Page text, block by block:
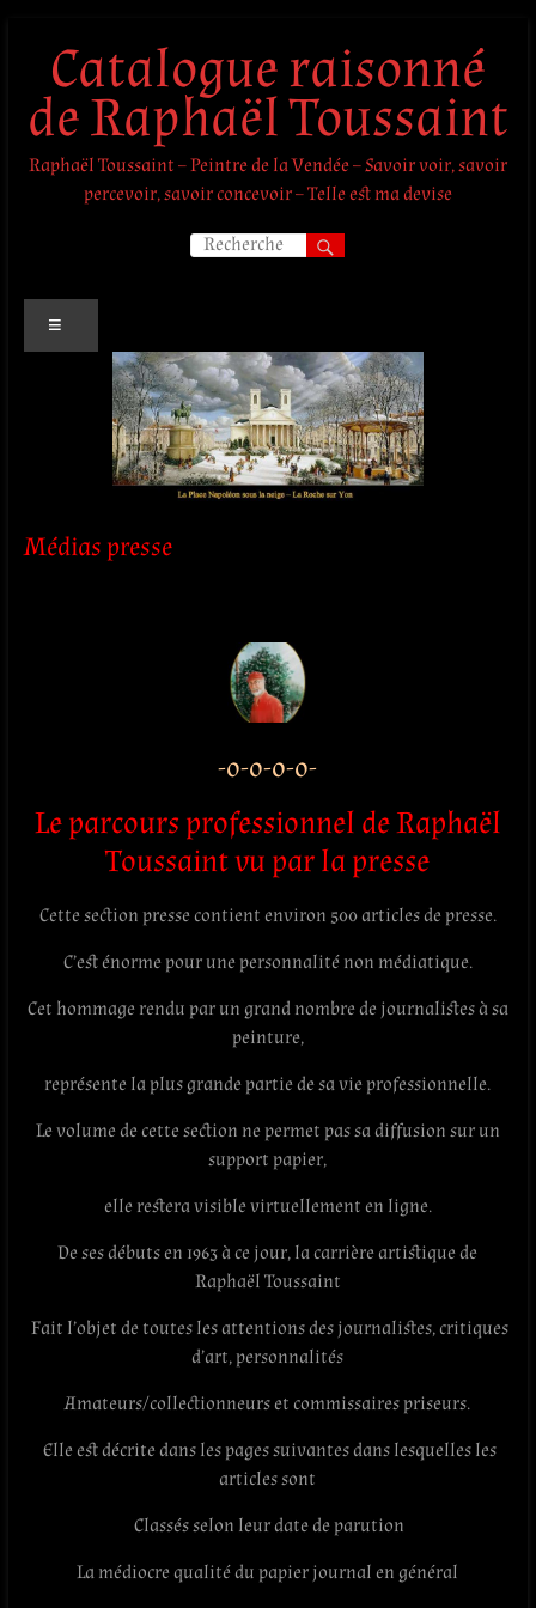
contenuCatalogue raisonné
de Raphaël Toussaint
Raphaël Toussaint – Peintre de la Vendée – Savoir voir, savoir
percevoir, savoir concevoir – Telle est ma devise
Médias presse
-o-o-o-o-
Le parcours professionnel de Raphaël
Toussaint vu par la presse
Cette section presse contient environ 500 articles de presse.
C’est énorme pour une personnalité non médiatique.
Cet hommage rendu par un grand nombre de journalistes à sa
peinture,
représente la plus grande partie de sa vie professionnelle.
Le volume de cette section ne permet pas sa diffusion sur un
support papier,
elle restera visible virtuellement en ligne.
De ses débuts en 1963 à ce jour, la carrière artistique de
Raphaël Toussaint
Fait l’objet de toutes les attentions des journalistes, critiques
d’art, personnalités
Amateurs/collectionneurs et commissaires priseurs.
Elle est décrite dans les pages suivantes dans lesquelles les
articles sont
Classés selon leur date de parution
Lamédiocrequalité du papier journal en général